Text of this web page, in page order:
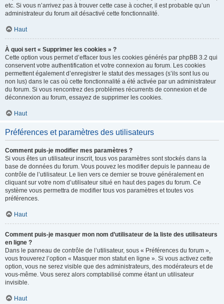
etc. Si vous n’arrivez pas à trouver cette case à cocher, il est probable qu’un
administrateur du forum ait désactivé cette fonctionnalité.
Haut
À quoi sert « Supprimer les cookies » ?
Cette option vous permet d’effacer tous les cookies générés par phpBB 3.2 qui
conservent votre authentification et votre connexion au forum. Les cookies
permettent également d’enregistrer le statut des messages (s’ils sont lus ou
non lus) dans le cas où cette fonctionnalité a été activée par un administrateur
du forum. Si vous rencontrez des problèmes récurrents de connexion et de
déconnexion au forum, essayez de supprimer les cookies.
Haut
Préférences et paramètres des utilisateurs
Comment puis-je modifier mes paramètres ?
Si vous êtes un utilisateur inscrit, tous vos paramètres sont stockés dans la
base de données du forum. Vous pouvez les modifier depuis le panneau de
contrôle de l’utilisateur. Le lien vers ce dernier se trouve généralement en
cliquant sur votre nom d’utilisateur situé en haut des pages du forum. Ce
système vous permettra de modifier tous vos paramètres et toutes vos
préférences.
Haut
Comment puis-je masquer mon nom d’utilisateur de la liste des utilisateurs
en ligne ?
Dans le panneau de contrôle de l’utilisateur, sous « Préférences du forum »,
vous trouverez l’option « Masquer mon statut en ligne ». Si vous activez cette
option, vous ne serez visible que des administrateurs, des modérateurs et de
vous-même. Vous serez alors comptabilisé comme étant un utilisateur
invisible.
Haut